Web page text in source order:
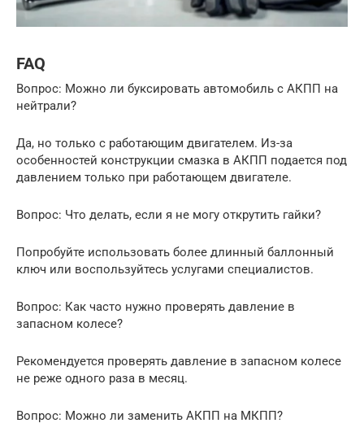
FAQ
Вопрос: Можно ли буксировать автомобиль с АКПП на
нейтрали?
Да, но только с работающим двигателем. Из-за
особенностей конструкции смазка в АКПП подается под
давлением только при работающем двигателе.
Вопрос: Что делать, если я не могу открутить гайки?
Попробуйте использовать более длинный баллонный
ключ или воспользуйтесь услугами специалистов.
Вопрос: Как часто нужно проверять давление в
запасном колесе?
Рекомендуется проверять давление в запасном колесе
не реже одного раза в месяц.
Вопрос: Можно ли заменить АКПП на МКПП?